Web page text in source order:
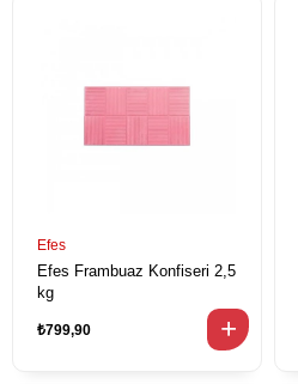
Efes
Efes Frambuaz Konfiseri 2,5
kg
₺799,90